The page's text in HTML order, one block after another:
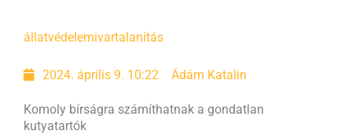
állatvédelemivartalanítás
2024. április 9. 10:22 Ádám Katalin
Komoly bírságra számíthatnak a gondatlan
kutyatartók